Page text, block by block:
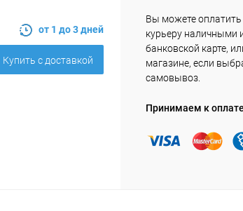
от 1 до 3 дней
Купить c доставкой
Вы можете оплатить
курьеру наличными
банковской карте,
магазине, если
самовывоз.
Принимаем к